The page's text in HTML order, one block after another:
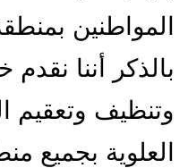
المواطنين
بالذكر أننا
وتنظيف وتعقيم
العلوية بجميع